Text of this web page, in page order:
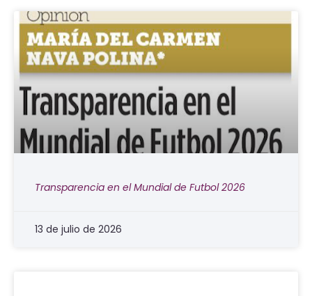
Transparencia en el Mundial de Futbol 2026
13 de julio de 2026